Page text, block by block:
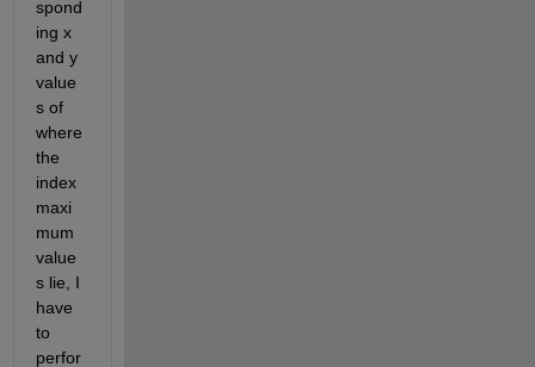
spond
ing x
and y
value
s of
where
the
index
maxi
mum
value
s lie, I
have
to
perfor